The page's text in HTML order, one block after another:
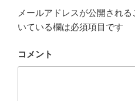
メールアドレスが公開される
いている欄は必須項目です
コメント